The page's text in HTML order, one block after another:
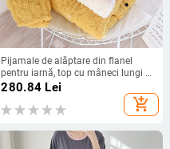
Pijamale de alăptare din flanel
pentru iarnă, top cu mâneci lungi și
pantaloni lungi, culoare solidă,
guler pătrat, deschidere pentru
alăptat
280.84 Lei
add_shopping_cart